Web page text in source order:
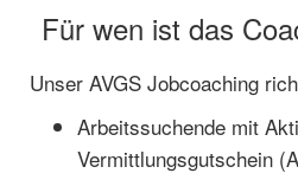
Für wen ist das
Unser AVGS Jobcoaching
Arbeitssuchende mit
Vermittlungsgutschein